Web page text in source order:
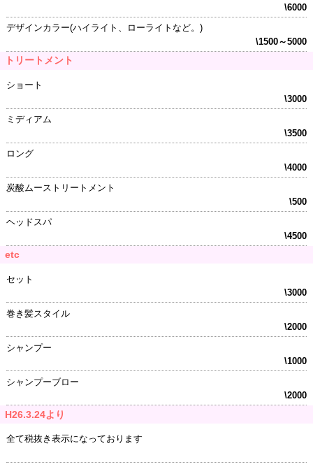
\6000
デザインカラー(ハイライト、ローライトなど。)
\1500～5000
トリートメント
ショート
\3000
ミディアム
\3500
ロング
\4000
炭酸ムーストリートメント
\500
ヘッドスパ
\4500
etc
セット
\3000
巻き髪スタイル
\2000
シャンプー
\1000
シャンプーブロー
\2000
H26.3.24より
全て税抜き表示になっております